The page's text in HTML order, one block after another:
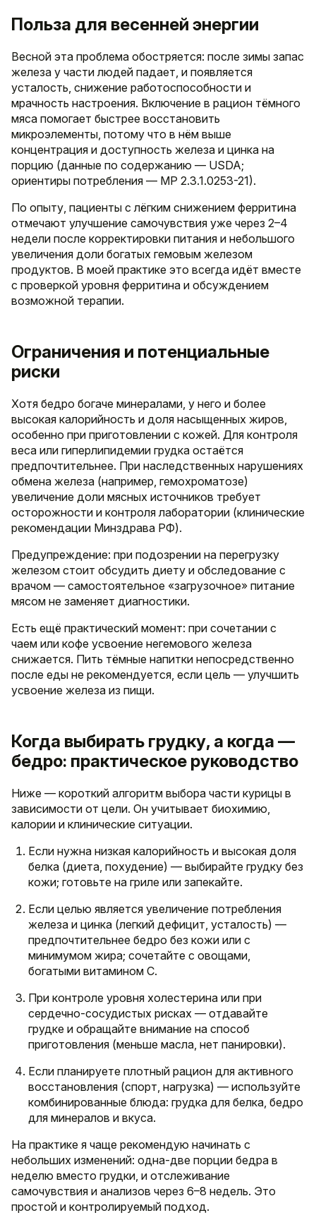
Польза для весенней энергии
Весной эта проблема обостряется: после зимы запас
железа у части людей падает, и появляется
усталость, снижение работоспособности и
мрачность настроения. Включение в рацион тёмного
мяса помогает быстрее восстановить
микроэлементы, потому что в нём выше
концентрация и доступность железа и цинка на
порцию (данные по содержанию — USDA;
ориентиры потребления — МР 2.3.1.0253-21).
По опыту, пациенты с лёгким снижением ферритина
отмечают улучшение самочувствия уже через 2–4
недели после корректировки питания и небольшого
увеличения доли богатых гемовым железом
продуктов. В моей практике это всегда идёт вместе
с проверкой уровня ферритина и обсуждением
возможной терапии.
Ограничения и потенциальные
риски
Хотя бедро богаче минералами, у него и более
высокая калорийность и доля насыщенных жиров,
особенно при приготовлении с кожей. Для контроля
веса или гиперлипидемии грудка остаётся
предпочтительнее. При наследственных нарушениях
обмена железа (например, гемохроматозе)
увеличение доли мясных источников требует
осторожности и контроля лаборатории (клинические
рекомендации Минздрава РФ).
Предупреждение: при подозрении на перегрузку
железом стоит обсудить диету и обследование с
врачом — самостоятельное «загрузочное» питание
мясом не заменяет диагностики.
Есть ещё практический момент: при сочетании с
чаем или кофе усвоение негемового железа
снижается. Пить тёмные напитки непосредственно
после еды не рекомендуется, если цель — улучшить
усвоение железа из пищи.
Когда выбирать грудку, а когда —
бедро: практическое руководство
Ниже — короткий алгоритм выбора части курицы в
зависимости от цели. Он учитывает биохимию,
калории и клинические ситуации.
Если нужна низкая калорийность и высокая доля
белка (диета, похудение) — выбирайте грудку без
кожи; готовьте на гриле или запекайте.
Если целью является увеличение потребления
железа и цинка (легкий дефицит, усталость) —
предпочтительнее бедро без кожи или с
минимумом жира; сочетайте с овощами,
богатыми витамином C.
При контроле уровня холестерина или при
сердечно-сосудистых рисках — отдавайте
грудке и обращайте внимание на способ
приготовления (меньше масла, нет панировки).
Если планируете плотный рацион для активного
восстановления (спорт, нагрузка) — используйте
комбинированные блюда: грудка для белка, бедро
для минералов и вкуса.
На практике я чаще рекомендую начинать с
небольших изменений: одна-две порции бедра в
неделю вместо грудки, и отслеживание
самочувствия и анализов через 6–8 недель. Это
простой и контролируемый подход.